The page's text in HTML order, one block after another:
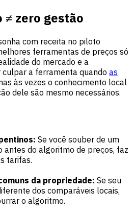
≠ zero gestão
com receita no piloto
ferramentas de preços só
do mercado e a
a ferramenta quando as
às vezes o conhecimento local
dele são mesmo necessários.
Se você souber de um
antes do algoritmo de preços, faz
tarifas.
da propriedade: Se seu
dos comparáveis locais,
o algoritmo.